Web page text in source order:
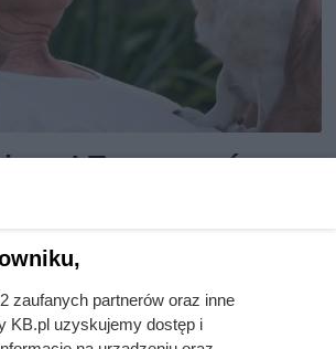
Te rasy psów
więcej
seniora wiernym towarzyszem i źródłem
— ale tylko wtedy, gdy wybór
zaufanych partnerów oraz inne
KB.pl uzyskujemy dostęp i